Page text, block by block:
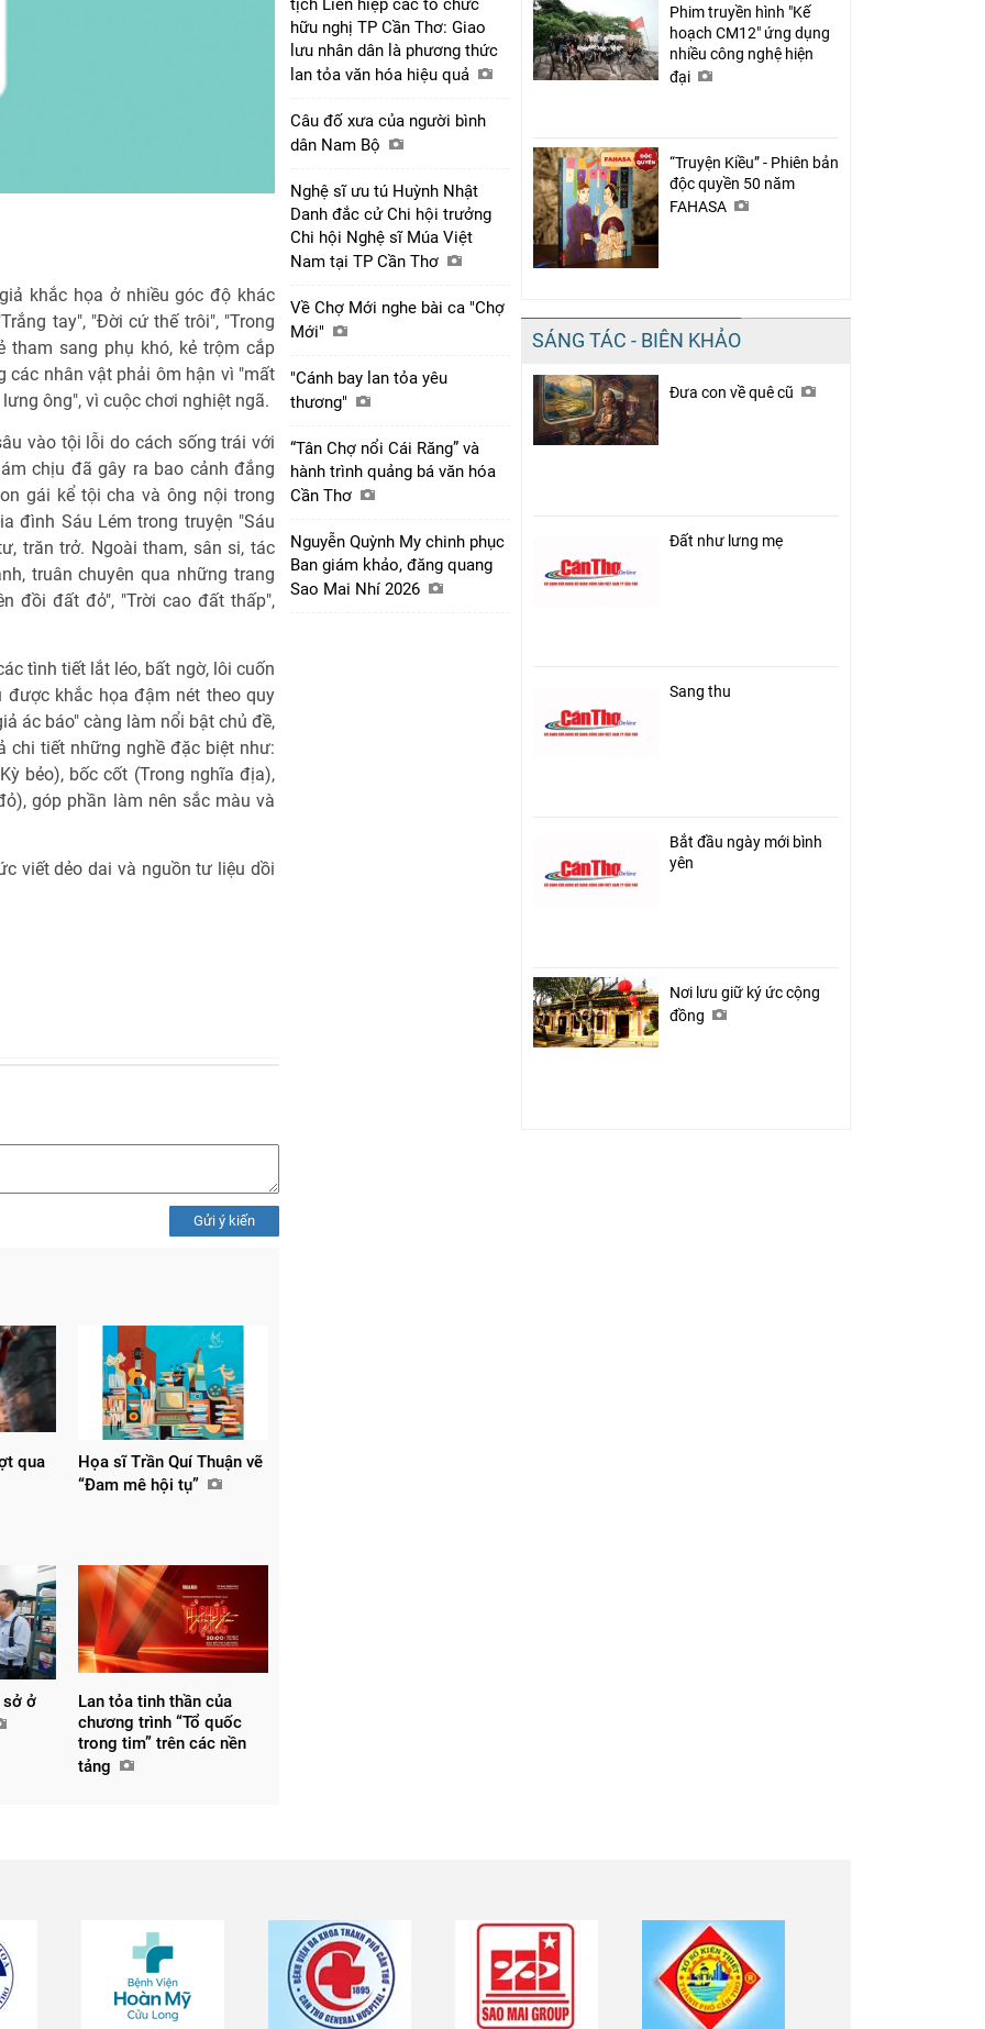
khắc họa ở nhiều góc độ khác
tay", "Đời cứ thế trôi", "Trong
tham sang phụ khó, kẻ trộm cắp
các nhân vật phải ôm hận vì "mất
ông", vì cuộc chơi nghiệt ngã.
vào tội lỗi do cách sống trái với
chịu đã gây ra bao cảnh đắng
gái kể tội cha và ông nội trong
đình Sáu Lém trong truyện "Sáu
trăn trở. Ngoài tham, sân si, tác
truân chuyên qua những trang
đồi đất đỏ", "Trời cao đất thấp",
tình tiết lắt léo, bất ngờ, lôi cuốn
khắc họa đậm nét theo quy
ác báo" càng làm nổi bật chủ đề,
chi tiết những nghề đặc biệt như:
bẻo), bốc cốt (Trong nghĩa địa),
góp phần làm nên sắc màu và
viết dẻo dai và nguồn tư liệu dồi
Gửi ý kiến
qua
Họa sĩ Trần Quí Thuận vẽ
“Đam mê hội tụ”
sở ở
Lan tỏa tinh thần của
chương trình “Tổ quốc
trong tim” trên các nền
tảng
tịch Liên hiệp các tổ chức
hữu nghị TP Cần Thơ: Giao
lưu nhân dân là phương thức
lan tỏa văn hóa hiệu quả
Câu đố xưa của người bình
dân Nam Bộ
Nghệ sĩ ưu tú Huỳnh Nhật
Danh đắc cử Chi hội trưởng
Chi hội Nghệ sĩ Múa Việt
Nam tại TP Cần Thơ
Về Chợ Mới nghe bài ca "Chợ
Mới"
"Cánh bay lan tỏa yêu
thương"
“Tân Chợ nổi Cái Răng” và
hành trình quảng bá văn hóa
Cần Thơ
Nguyễn Quỳnh My chinh phục
Ban giám khảo, đăng quang
Sao Mai Nhí 2026
Phim truyền hình "Kế
hoạch CM12" ứng dụng
nhiều công nghệ hiện
đại
“Truyện Kiều” - Phiên bản
độc quyền 50 năm
FAHASA
SÁNG TÁC - BIÊN KHẢO
Đưa con về quê cũ
Đất như lưng mẹ
Sang thu
Bắt đầu ngày mới bình
yên
Nơi lưu giữ ký ức cộng
đồng